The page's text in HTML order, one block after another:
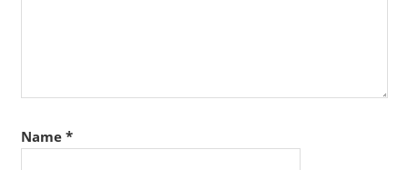
Name *